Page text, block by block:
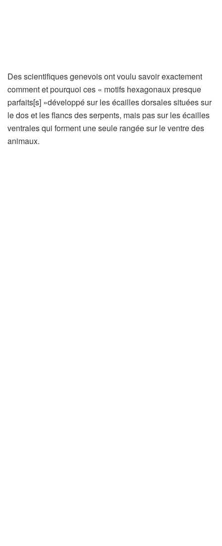
Des scientifiques genevois ont voulu savoir exactement
comment et pourquoi ces « motifs hexagonaux presque
parfaits[s] »développé sur les écailles dorsales situées sur
le dos et les flancs des serpents, mais pas sur les écailles
ventrales qui forment une seule rangée sur le ventre des
animaux.